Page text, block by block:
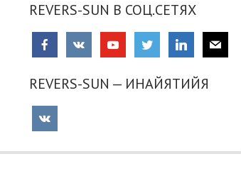
REVERS-SUN В СОЦ.СЕТЯХ
REVERS-SUN — ИНАЙЯТИЙЯ